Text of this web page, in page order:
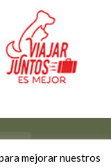
mejorar nuestros